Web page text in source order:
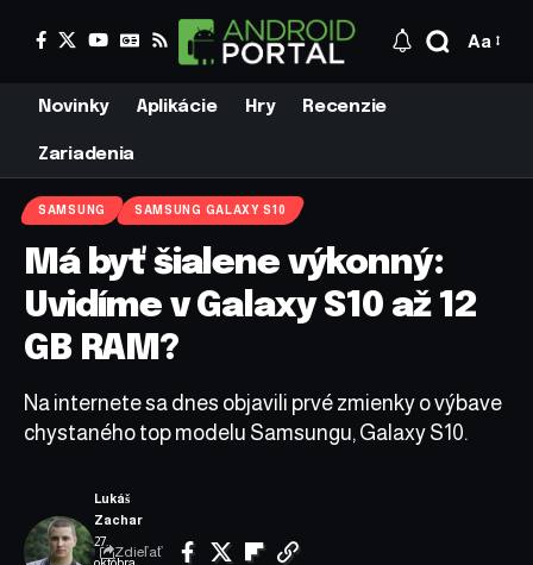
Aa
Novinky Aplikácie Hry Recenzie
Zariadenia
SAMSUNG SAMSUNG GALAXY S10
Má byť šialene výkonný:
Uvidíme v Galaxy S10 až 12
GB RAM?
Na internete sa dnes objavili prvé zmienky o výbave
chystaného top modelu Samsungu, Galaxy S10.
27.
Lukáš
Zachar
Zdieľať